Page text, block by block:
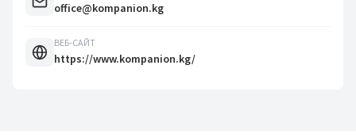
office@kompanion.kg
ВЕБ-САЙТ
https://www.kompanion.kg/